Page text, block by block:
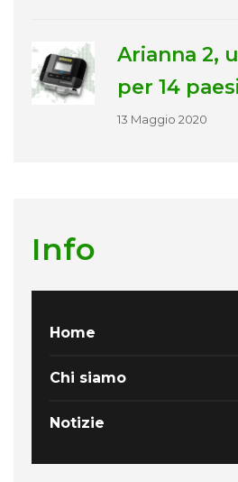
Arianna 2,
per 14
13 Maggio 2020
Info
Home
Chi siamo
Notizie